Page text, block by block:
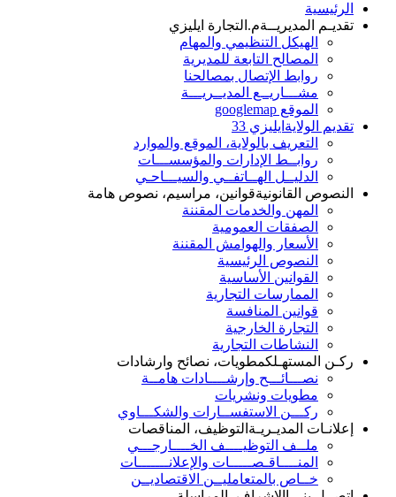
الرئيسية
تقديـم المديريــةم.التجارة ايليزي
الهيكل التنظيمي والمهام
المصالح التابعة للمديرية
روابط الإتصال بمصالحنا
مشـــاريــع المديــريـــة
الموقع googlemap
تقديم الولاية ايليزي 33
التعريف بالولاية، الموقع والموارد
روابــط الإدارات والمؤسســـات
الدليــل الهــاتفــي والسيـــاحـي
النصوص القانونيةقوانين، مراسيم، نصوص هامة
المهن والخدمات المقننة
الصفقات العمومية
الأسعار والهوامش المقننة
النصوص الرئيسية
القوانين الأساسية
الممارسات التجارية
قوانين المنافسة
التجارة الخارجية
النشاطات التجارية
ركـن المستهـلكمطويات، نصائح وارشادات
نصـــائـــح وإرشــــادات هامــة
مطويات ونشريات
ركـــن الاستفســارات والشكـــاوي
إعلانـات المديـريـة التوظيف، المناقصات
ملــف التوظيــــف الخــــارجـــي
المنــــاقـصـــــات والإعلانـــــــات
خــاص بالمتعامليــن الاقتصاديــن